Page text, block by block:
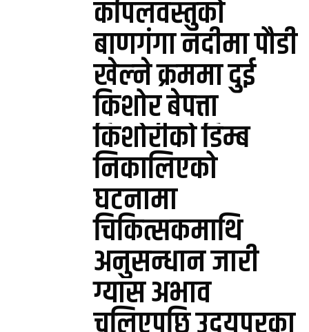
कपिलवस्तुको
बाणगंगा नदीमा पौडी
खेल्ने क्रममा दुई
किशोर बेपत्ता
किशोरीको डिम्ब
निकालिएको
घटनामा
चिकित्सकमाथि
अनुसन्धान जारी
ग्यास अभाव